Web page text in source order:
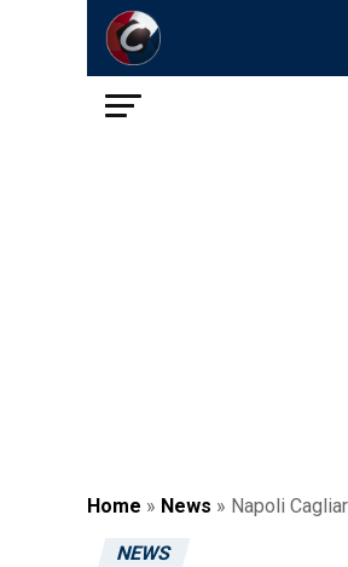
Home » News » Napoli
NEWS